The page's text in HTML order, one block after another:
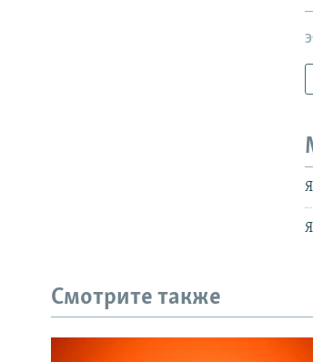
Смотрите также